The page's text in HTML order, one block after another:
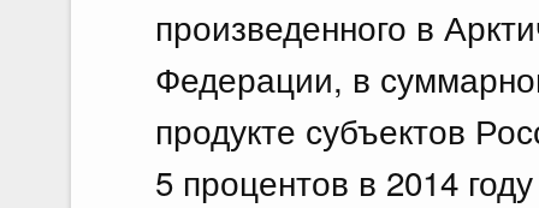
произведенного в
Федерации, в
продукте субъектов
5 процентов в 2014